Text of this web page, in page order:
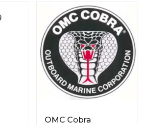
OMC Cobra